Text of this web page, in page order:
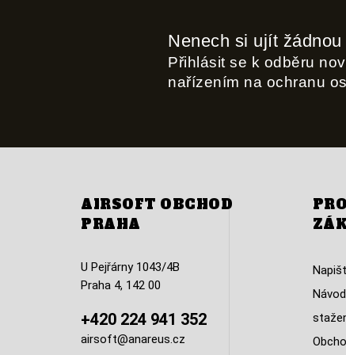
Nenech si ujít žádnou
Přihlásit se k odběru
nařízením na ochranu
AIRSOFT OBCHOD
PRAHA
U Pejřárny 1043/4B
Praha 4, 142 00
+420 224 941 352
airsoft@anareus.cz
PRO